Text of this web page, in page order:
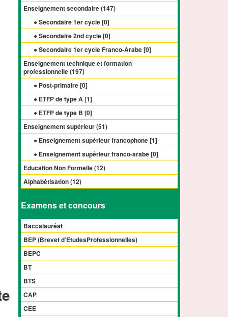
Enseignement secondaire (147)
● Secondaire 1er cycle [0]
● Secondaire 2nd cycle [0]
● Secondaire 1er cycle Franco-Arabe [0]
Enseignement technique et formation
professionnelle (197)
● Post-primaire [0]
● ETFP de type A [1]
● ETFP de type B [0]
Enseignement supérieur (51)
● Enseignement supérieur francophone [1]
● Enseignement supérieur franco-arabe [0]
Education Non Formelle (12)
Alphabétisation (12)
Examens et concours
Baccalauréat
BEP (Brevet d’EtudesProfessionnelles)
BEPC
BT
BTS
CAP
CEE